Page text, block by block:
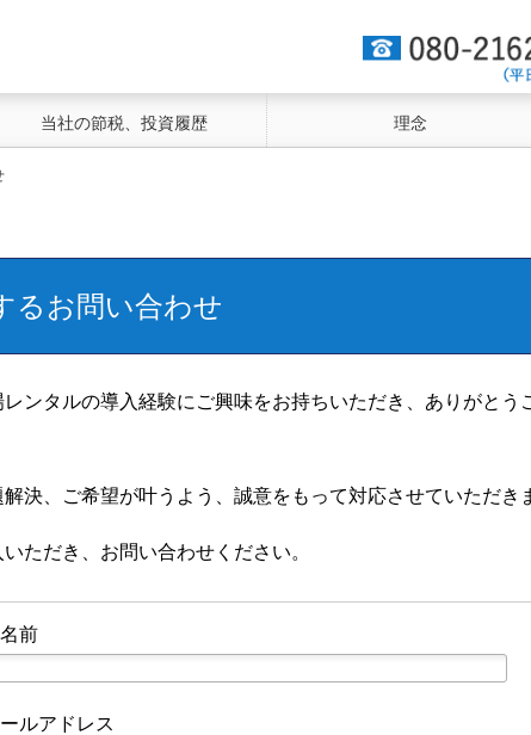
当社の節税、投資履歴 理念
るお問い合わせ
ンタルの導入経験にご興味をお持ちいただき、ありがとう
決、ご希望が叶うよう、誠意をもって対応させていただき
ただき、お問い合わせください。
前
ールアドレス